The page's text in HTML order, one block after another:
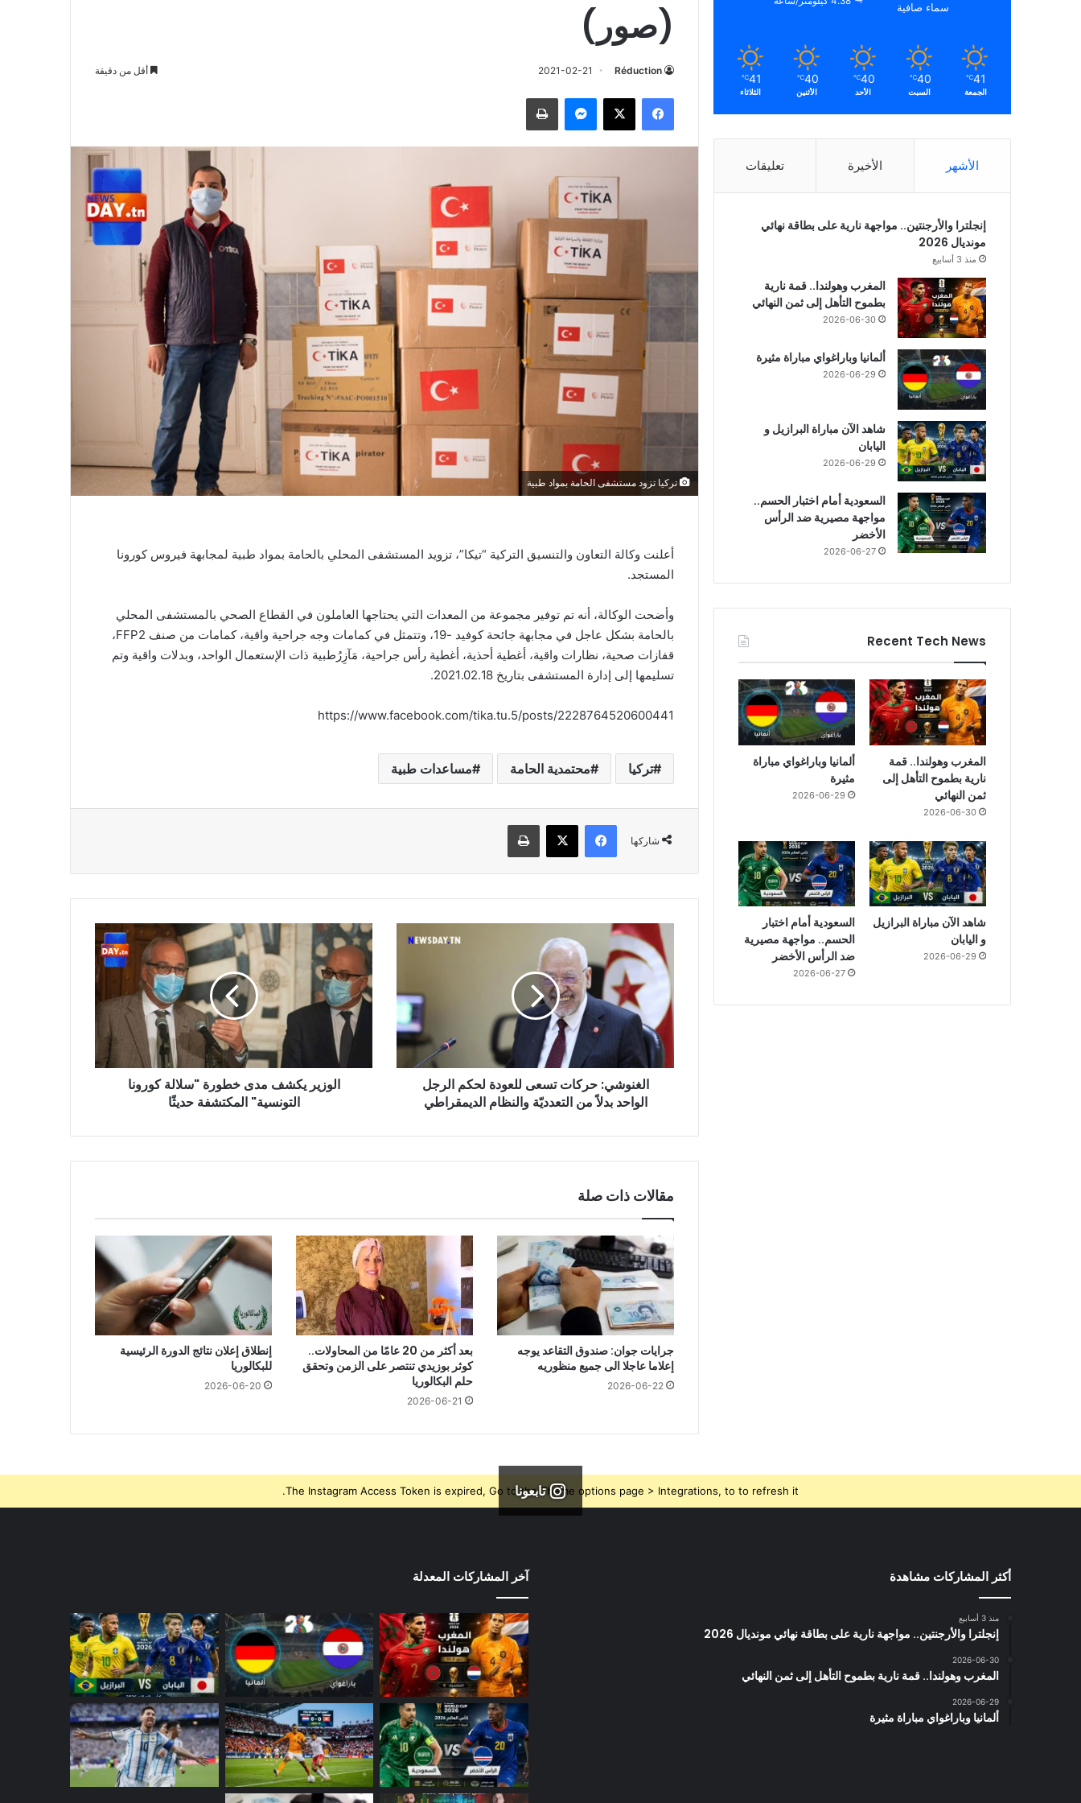
(صور)
Réduction
2021-02-21 أقل من دقيقة
فيسبوك ‫X ماسنجر طباعة
تركيا تزود مستشفى الحامة بمواد طبية
أعلنت وكالة التعاون والتنسيق التركية “تيكا”، تزويد المستشفى المحلي بالحامة بمواد طبية لمجابهة فيروس كورونا
المستجد.
وأضحت الوكالة، أنه تم توفير مجموعة من المعدات التي يحتاجها العاملون في القطاع الصحي بالمستشفى المحلي
بالحامة بشكل عاجل في مجابهة جائحة كوفيد -19، وتتمثل في كمامات وجه جراحية واقية، كمامات من صنف FFP2،
قفازات صحية، نظارات واقية، أغطية أحذية، أغطية رأس جراحية، مَآزِرُطبية ذات الإستعمال الواحد، وبدلات واقية وتم
تسليمها إلى إدارة المستشفى بتاريخ 2021.02.18.
https://www.facebook.com/tika.tu.5/posts/2228764520600441
تركيا محتمدية الحامة مساعدات طبية
شاركها
فيسبوك ‫X طباعة
الغنوشي:
حركات
تسعى
للعودة
لحكم
الرجل
الواحد
بدلاً
من
التعدديّة
والنظام
الغنوشي: حركات تسعى للعودة لحكم الرجل
الواحد بدلاً من التعدديّة والنظام الديمقراطي
الوزير
يكشف
مدى
خطورة
"سلالة
كورونا
التونسية"
المكتشفة
حديثًا
الوزير يكشف مدى خطورة "سلالة كورونا
التونسية" المكتشفة حديثًا
مقالات ذات صلة
جرايات جوان: صندوق التقاعد يوجه
إعلاما عاجلا الى جميع منظوريه
2026-06-22
بعد أكثر من 20 عامًا من المحاولات..
كوثر بوزيدي تنتصر على الزمن وتحقق
حلم البكالوريا
2026-06-21
إنطلاق إعلان نتائج الدورة الرئيسية
للبكالوريا
2026-06-20
سماء صافية
41
℃
الجمعة
40
℃
السبت
40
℃
الأحد
40
℃
الأثنين
41
℃
الثلاثاء
الأشهر الأخيرة تعليقات
إنجلترا والأرجنتين.. مواجهة نارية على بطاقة نهائي
مونديال 2026
منذ 3 أسابيع
المغرب وهولندا.. قمة نارية
بطموح التأهل إلى ثمن النهائي
2026-06-30
ألمانيا وباراغواي مباراة مثيرة
2026-06-29
شاهد الآن مباراة البرازيل و
اليابان
2026-06-29
السعودية أمام اختبار الحسم..
مواجهة مصيرية ضد الرأس
الأخضر
2026-06-27
Recent Tech News
المغرب وهولندا.. قمة
نارية بطموح التأهل إلى
ثمن النهائي
2026-06-30
ألمانيا وباراغواي مباراة
مثيرة
2026-06-29
شاهد الآن مباراة البرازيل
و اليابان
2026-06-29
السعودية أمام اختبار
الحسم.. مواجهة مصيرية
ضد الرأس الأخضر
2026-06-27
تابعونا
The Instagram Access Token is expired, Go to the Theme options page > Integrations, to to refresh it.
أكثر المشاركات مشاهدة
منذ 3 أسابيع
إنجلترا والأرجنتين.. مواجهة نارية على بطاقة نهائي مونديال 2026
2026-06-30
المغرب وهولندا.. قمة نارية بطموح التأهل إلى ثمن النهائي
2026-06-29
ألمانيا وباراغواي مباراة مثيرة
آخر المشاركات المعدلة